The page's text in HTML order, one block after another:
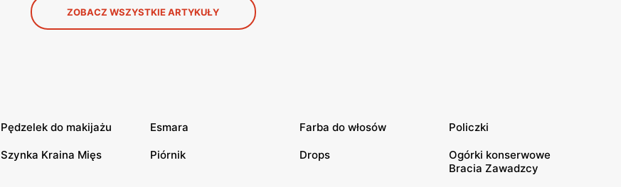
ZOBACZ WSZYSTKIE ARTYKUŁY
Pędzelek do makijażu Esmara Farba do włosów Policzki
Szynka Kraina Mięs Piórnik Drops
Ogórki konserwowe
Bracia Zawadzcy